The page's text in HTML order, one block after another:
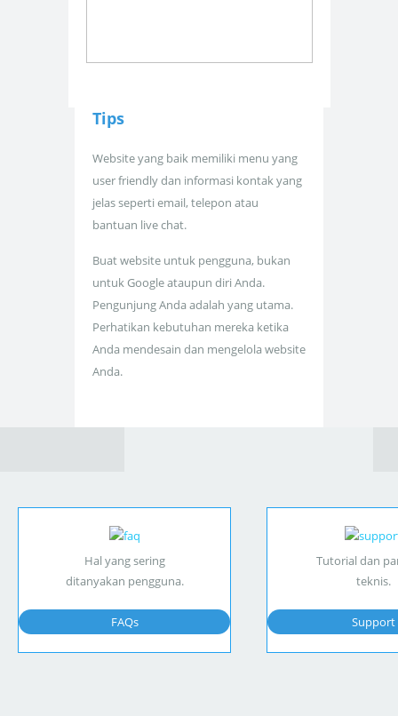
Tips
Website yang baik memiliki menu yang
user friendly dan informasi kontak yang
jelas seperti email, telepon atau
bantuan live chat.
Buat website untuk pengguna, bukan
untuk Google ataupun diri Anda.
Pengunjung Anda adalah yang utama.
Perhatikan kebutuhan mereka ketika
Anda mendesain dan mengelola website
Anda.
Hal yang sering
ditanyakan pengguna.
FAQs
Tutorial dan
teknis.
Support